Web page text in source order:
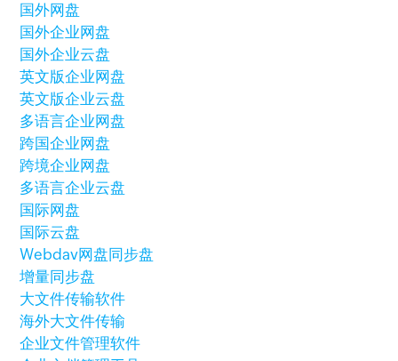
国外网盘
国外企业网盘
国外企业云盘
英文版企业网盘
英文版企业云盘
多语言企业网盘
跨国企业网盘
跨境企业网盘
多语言企业云盘
国际网盘
国际云盘
Webdav网盘同步盘
增量同步盘
大文件传输软件
海外大文件传输
企业文件管理软件